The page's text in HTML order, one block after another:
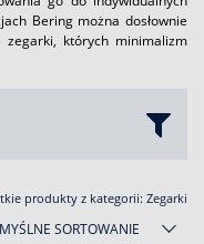
Bering można dosłownie
których minimalizm
produkty z kategorii: Zegarki
SORTOWANIE